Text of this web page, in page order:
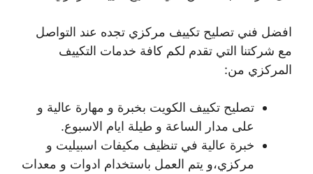
افضل فني تصليح تكييف مركزي تجده عند التواصل
مع شركتنا التي تقدم لكم كافة خدمات التكييف
المركزي من:
تصليح تكييف الكويت بخبرة و مهارة عالية و
على مدار الساعة و طيلة ايام الاسبوع.
خبرة عالية في تنظيف مكيفات اسبيليت و
مركزي،و يتم العمل باستخدام ادوات و معدات